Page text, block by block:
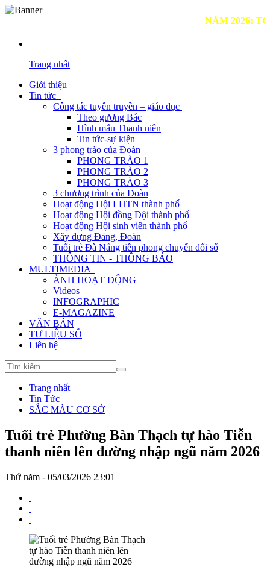
NĂM 2026: TOÀN
Trang nhất
Giới thiệu
Tin tức
Công tác tuyên truyền – giáo dục
Theo gương Bác
Hình mẫu Thanh niên
Tin tức-sự kiện
3 phong trào của Đoàn
PHONG TRÀO 1
PHONG TRÀO 2
PHONG TRÀO 3
3 chương trình của Đoàn
Hoạt động Hội LHTN thành phố
Hoạt động Hội đồng Đội thành phố
Hoạt động Hội sinh viên thành phố
Xây dựng Đảng, Đoàn
Tuổi trẻ Đà Nẵng tiên phong chuyển đổi số
THÔNG TIN - THÔNG BÁO
MULTIMEDIA
ẢNH HOẠT ĐỘNG
Videos
INFOGRAPHIC
E-MAGAZINE
VĂN BẢN
TƯ LIỆU SỐ
Liên hệ
Trang nhất
Tin Tức
SẮC MÀU CƠ SỞ
Tuổi trẻ Phường Bàn Thạch tự hào Tiễn
thanh niên lên đường nhập ngũ năm 2026
Thứ năm - 05/03/2026 23:01